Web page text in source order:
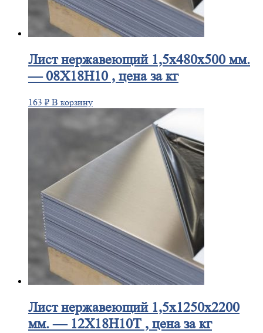
Листнержавеющий 1,5x480x500 мм.
— 08Х18Н10 , цена за кг
163 ₽ В корзину
Листнержавеющий 1,5x1250x2200
мм. — 12Х18Н10Т , цена за кг